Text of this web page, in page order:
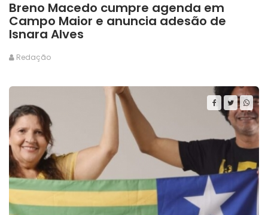
Breno Macedo cumpre agenda em
Campo Maior e anuncia adesão de
Isnara Alves
Redação